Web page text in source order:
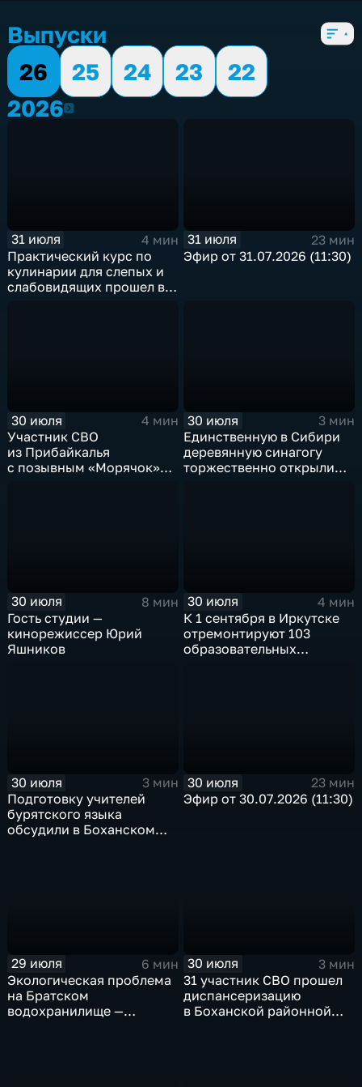
Выпуски
26
25 24 23
22
20262026
31 июля
4 мин
Практический курс по
кулинарии для слепых и
слабовидящих прошел в
31 июля
23 мин
Эфир от 31.07.2026 (11:30)
30 июля
4 мин
Участник СВО
из Прибайкалья
с позывным «Морячок»
30 июля
3 мин
Единственную в Сибири
деревянную синагогу
торжественно открыли
30 июля
8 мин
Гость студии —
кинорежиссер Юрий
Яшников
30 июля
4 мин
К 1 сентября в Иркутске
отремонтируют 103
образовательных
30 июля
3 мин
Подготовку учителей
бурятского языка
обсудили в Боханском
30 июля
23 мин
Эфир от 30.07.2026 (11:30)
29 июля
6 мин
Экологическая проблема
на Братском
водохранилище —
30 июля
3 мин
31 участник СВО прошел
диспансеризацию
в Боханской районной